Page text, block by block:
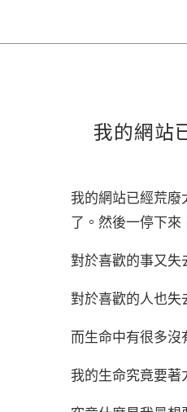
我的網站
我的網站已經荒廢
了。然後一停下來
對於喜歡的事又失
對於喜歡的人也失
而生命中有很多沒
我的生命究竟要著